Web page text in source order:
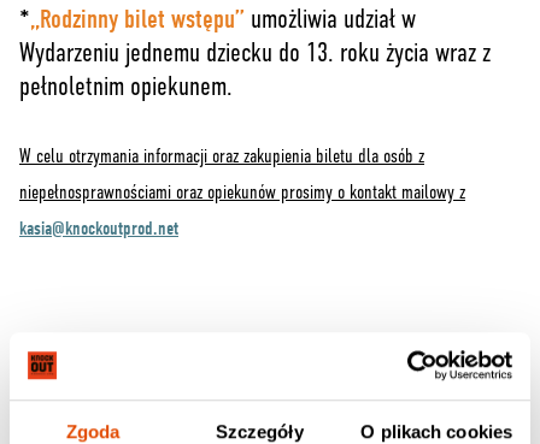
Zgoda Szczegóły O plikach cookies
*„Rodzinny bilet wstępu” umożliwia udział w
Wydarzeniu jednemu dziecku do 13. roku życia wraz z
pełnoletnim opiekunem.
W celu otrzymania informacji oraz zakupienia biletu dla osób z
niepełnosprawnościami oraz opiekunów prosimy o kontakt mailowy z
kasia@knockoutprod.net
Te albumy mogą Ci się spodobać